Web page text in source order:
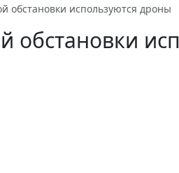
обстановки используются дроны